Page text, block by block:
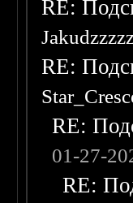
RE:
RE:
RE:
01-27-
RE: